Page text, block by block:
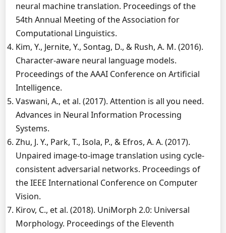
neural machine translation. Proceedings of the
54th Annual Meeting of the Association for
Computational Linguistics.
Kim, Y., Jernite, Y., Sontag, D., & Rush, A. M. (2016).
Character-aware neural language models.
Proceedings of the AAAI Conference on Artificial
Intelligence.
Vaswani, A., et al. (2017). Attention is all you need.
Advances in Neural Information Processing
Systems.
Zhu, J. Y., Park, T., Isola, P., & Efros, A. A. (2017).
Unpaired image-to-image translation using cycle-
consistent adversarial networks. Proceedings of
the IEEE International Conference on Computer
Vision.
Kirov, C., et al. (2018). UniMorph 2.0: Universal
Morphology. Proceedings of the Eleventh